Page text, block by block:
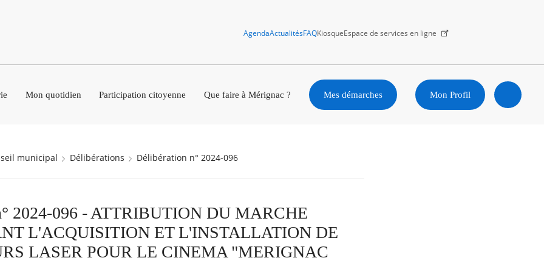
AgendaActualitésFAQKiosqueEspace de services en ligne
Mon quotidien Participation citoyenne Que faire à Mérignac ? Mes démarches Mon Profil
municipal Délibérations Délibération n° 2024-096
2024-096 - ATTRIBUTION DU MARCHE
L'ACQUISITION ET L'INSTALLATION DE
LASER POUR LE CINEMA "MERIGNAC